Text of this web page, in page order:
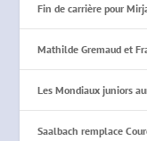
Fin de carrière pour
Mathilde Gremaud et
Les Mondiaux juniors
Saalbach remplace